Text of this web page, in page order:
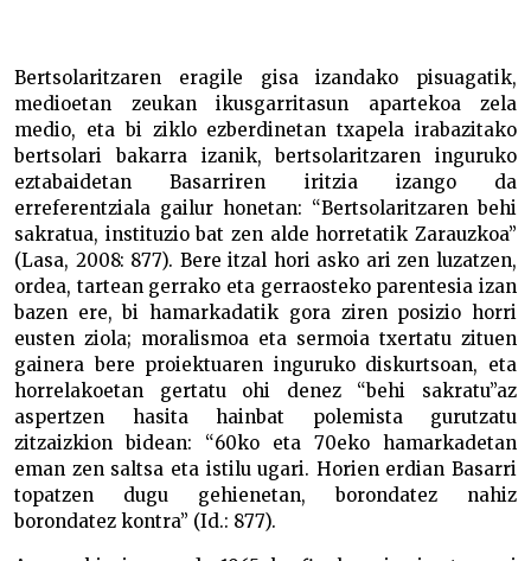
Bertsolaritzaren eragile gisa izandako pisuagatik,
medioetan zeukan ikusgarritasun apartekoa zela
medio, eta bi ziklo ezberdinetan txapela irabazitako
bertsolari bakarra izanik, bertsolaritzaren inguruko
eztabaidetan Basarriren iritzia izango da
erreferentziala gailur honetan: “Bertsolaritzaren behi
sakratua, instituzio bat zen alde horretatik Zarauzkoa”
(Lasa, 2008: 877). Bere itzal hori asko ari zen luzatzen,
ordea, tartean gerrako eta gerraosteko parentesia izan
bazen ere, bi hamarkadatik gora ziren posizio horri
eusten ziola; moralismoa eta sermoia txertatu zituen
gainera bere proiektuaren inguruko diskurtsoan, eta
horrelakoetan gertatu ohi denez “behi sakratu”az
aspertzen hasita hainbat polemista gurutzatu
zitzaizkion bidean: “60ko eta 70eko hamarkadetan
eman zen saltsa eta istilu ugari. Horien erdian Basarri
topatzen dugu gehienetan, borondatez nahiz
borondatez kontra” (Id.: 877).